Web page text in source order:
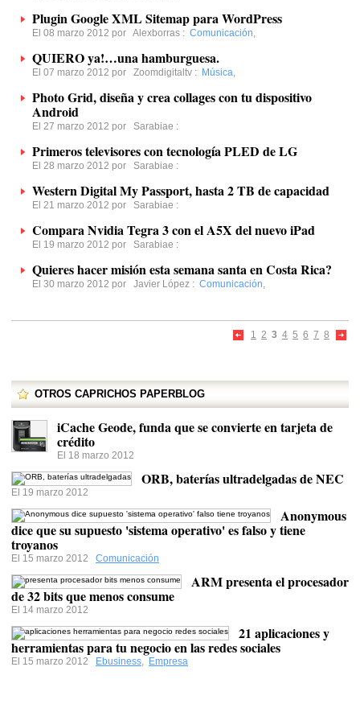
Plugin Google XML Sitemap para WordPress
El 08 marzo 2012 por Alexborras : Comunicación,
QUIERO ya!…una hamburguesa.
El 07 marzo 2012 por Zoomdigitaltv : Música,
Photo Grid, diseña y crea collages con tu dispositivo
Android
El 27 marzo 2012 por Sarabiae :
Primeros televisores con tecnología PLED de LG
El 28 marzo 2012 por Sarabiae :
Western Digital My Passport, hasta 2 TB de capacidad
El 21 marzo 2012 por Sarabiae :
Compara Nvidia Tegra 3 con el A5X del nuevo iPad
El 19 marzo 2012 por Sarabiae :
Quieres hacer misión esta semana santa en Costa Rica?
El 30 marzo 2012 por Javier López : Comunicación,
1 2 3 4 5 6 7 8
OTROS CAPRICHOS PAPERBLOG
iCache Geode, funda que se convierte en tarjeta de
crédito
El 18 marzo 2012
ORB, baterías ultradelgadas de NEC
El 19 marzo 2012
Anonymous
dice que su supuesto 'sistema operativo' es falso y tiene
troyanos
El 15 marzo 2012 Comunicación
ARM presenta el procesador
de 32 bits que menos consume
El 14 marzo 2012
21 aplicaciones y
herramientas para tu negocio en las redes sociales
El 15 marzo 2012 Ebusiness, Empresa